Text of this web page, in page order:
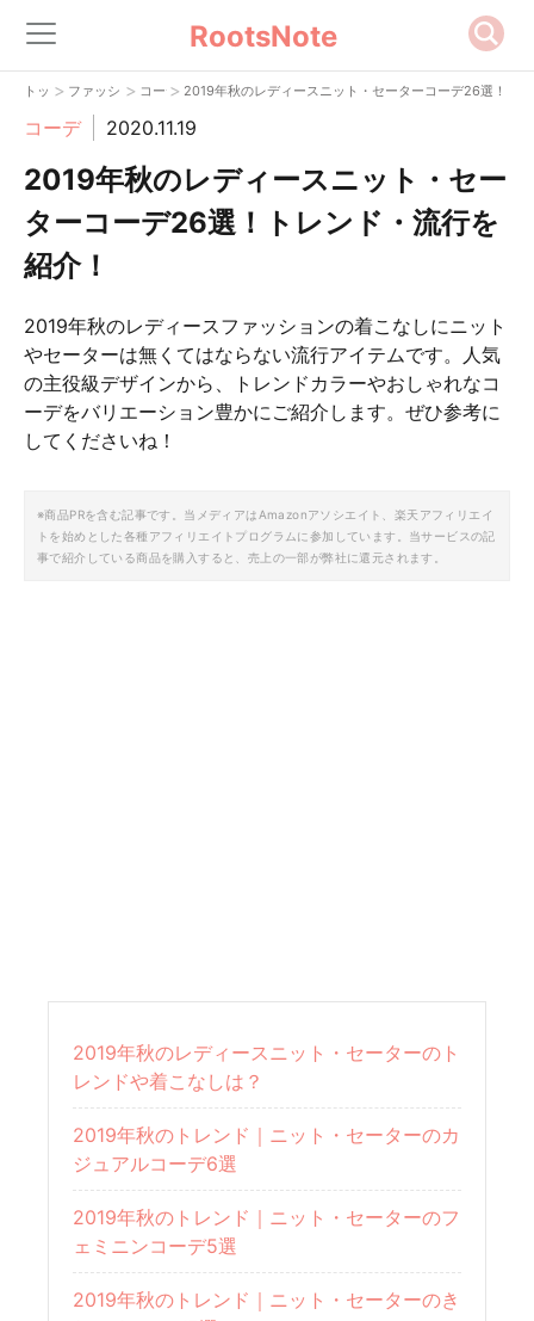
RootsNote
トップ
> ファッション
> コーデ
> 2019年秋のレディースニット・セーターコーデ26選！ト
コーデ 2020.11.19
2019年秋のレディースニット・セー
ターコーデ26選！トレンド・流行を
紹介！
2019年秋のレディースファッションの着こなしにニット
やセーターは無くてはならない流行アイテムです。人気
の主役級デザインから、トレンドカラーやおしゃれなコ
ーデをバリエーション豊かにご紹介します。ぜひ参考に
してくださいね！
※商品PRを含む記事です。当メディアはAmazonアソシエイト、楽天アフィリエイ
トを始めとした各種アフィリエイトプログラムに参加しています。当サービスの記
事で紹介している商品を購入すると、売上の一部が弊社に還元されます。
2019年秋のレディースニット・セーターのト
レンドや着こなしは？
2019年秋のトレンド｜ニット・セーターのカ
ジュアルコーデ6選
2019年秋のトレンド｜ニット・セーターのフ
ェミニンコーデ5選
2019年秋のトレンド｜ニット・セーターのき